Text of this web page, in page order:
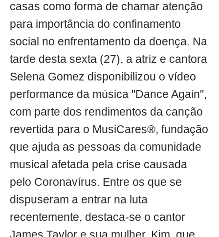
casas como forma de chamar atenção
para importância do confinamento
social no enfrentamento da doença. Na
tarde desta sexta (27), a atriz e cantora
Selena Gomez disponibilizou o vídeo
performance da música "Dance Again",
com parte dos rendimentos da canção
revertida para o MusiCares®, fundação
que ajuda as pessoas da comunidade
musical afetada pela crise causada
pelo Coronavírus. Entre os que se
dispuseram a entrar na luta
recentemente, destaca-se o cantor